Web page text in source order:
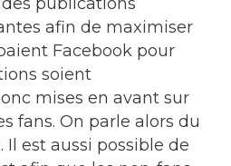
afin de maximiser
Facebook pour
soient
mises en avant sur
fans. On parle alors du
Il est aussi possible de